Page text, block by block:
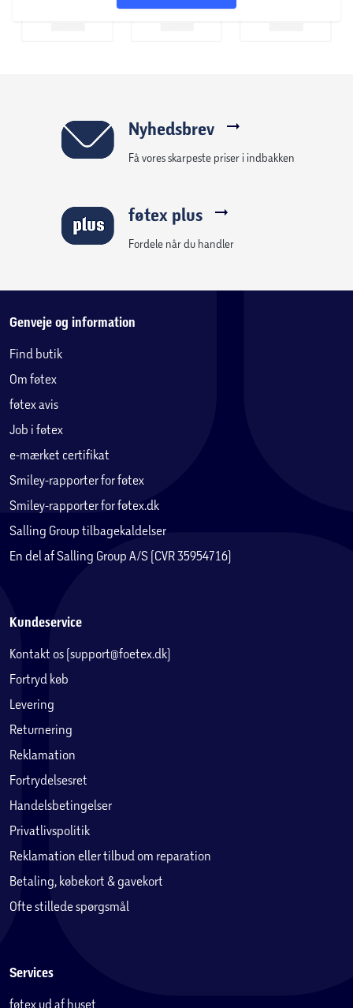
Nyhedsbrev
Få vores skarpeste priser i indbakken
føtex plus
Fordele når du handler
Genveje og information
Find butik
Om føtex
føtex avis
Job i føtex
e-mærket certifikat
Smiley-rapporter for føtex
Smiley-rapporter for føtex.dk
Salling Group tilbagekaldelser
En del af Salling Group A/S (CVR 35954716)
Kundeservice
Kontakt os (support@foetex.dk)
Fortryd køb
Levering
Returnering
Reklamation
Fortrydelsesret
Handelsbetingelser
Privatlivspolitik
Reklamation eller tilbud om reparation
Betaling, købekort & gavekort
Ofte stillede spørgsmål
Services
føtex ud af huset